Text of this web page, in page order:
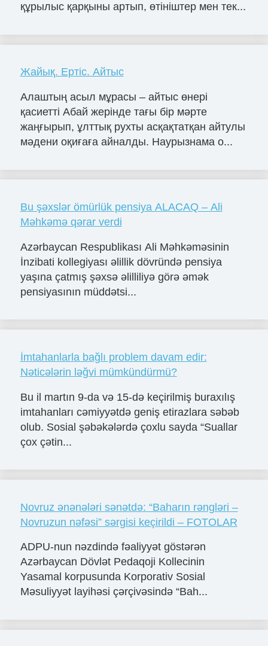
құрылыс қарқыны артып, өтініштер мен тек...
Жайық. Ертіс. Айтыс
Алаштың асыл мұрасы – айтыс өнері
қасиетті Абай жерінде тағы бір мәрте
жаңғырып, ұлттық рухты асқақтатқан айтулы
мәдени оқиғаға айналды. Наурызнама о...
Bu şəxslər ömürlük pensiya ALACAQ – Ali
Məhkəmə qərar verdi
Azərbaycan Respublikası Ali Məhkəməsinin
İnzibati kollegiyası əlillik dövründə pensiya
yaşına çatmış şəxsə əlilliliyə görə əmək
pensiyasının müddətsi...
İmtahanlarla bağlı problem davam edir:
Nəticələrin ləğvi mümkündürmü?
Bu il martın 9-da və 15-də keçirilmiş buraxılış
imtahanları cəmiyyətdə geniş etirazlara səbəb
olub. Sosial şəbəkələrdə çoxlu sayda “Suallar
çox çətin...
Novruz ənənələri sənətdə: “Baharın rəngləri –
Novruzun nəfəsi” sərgisi keçirildi – FOTOLAR
ADPU-nun nəzdində fəaliyyət göstərən
Azərbaycan Dövlət Pedaqoji Kollecinin
Yasamal korpusunda Korporativ Sosial
Məsuliyyət layihəsi çərçivəsində “Bah...